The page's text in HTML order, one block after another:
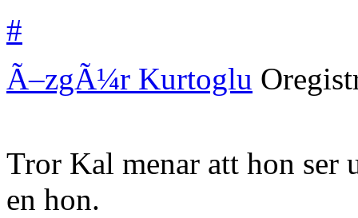
#
Ã–zgÃ¼r Kurtoglu
Tror Kal menar att hon ser
en hon.